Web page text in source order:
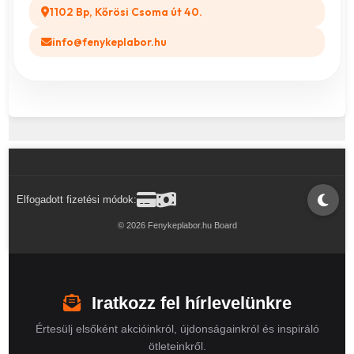
1102 Bp, Kőrösi Csoma út 40.
info@fenykeplabor.hu
Elfogadott fizetési módok:
© 2026 Fenykeplabor.hu Board
Iratkozz fel hírlevelünkre
Értesülj elsőként akcióinkról, újdonságainkról és inspiráló
ötleteinkről.